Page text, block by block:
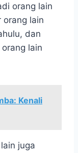
orang lain
orang lain
dan
lain
Kenali
juga